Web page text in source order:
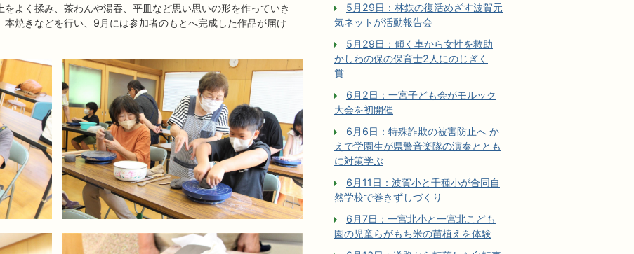
よく揉み、茶わんや湯吞、平皿など思い思いの形を作っていき
焼きなどを行い、9月には参加者のもとへ完成した作品が届け
5月29日：林鉄の復活めざす波賀元
気ネットが活動報告会
5月29日：傾く車から女性を救助
かしわの保の保育士2人にのじぎく
賞
6月2日：一宮子ども会がモルック
大会を初開催
6月6日：特殊詐欺の被害防止へ か
えで学園生が県警音楽隊の演奏ととも
に対策学ぶ
6月11日：波賀小と千種小が合同自
然学校で巻きずしづくり
6月7日：一宮北小と一宮北こども
園の児童らがもち米の苗植えを体験